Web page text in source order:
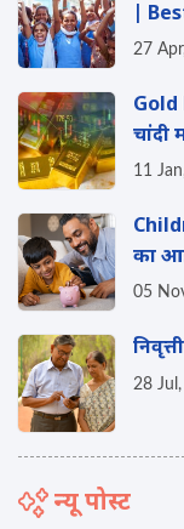
|
India
27
Gold
चांदी
11
का
05
28
न्यू पोस्ट